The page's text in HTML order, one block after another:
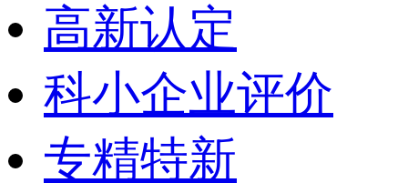
高新认定
科小企业评价
专精特新